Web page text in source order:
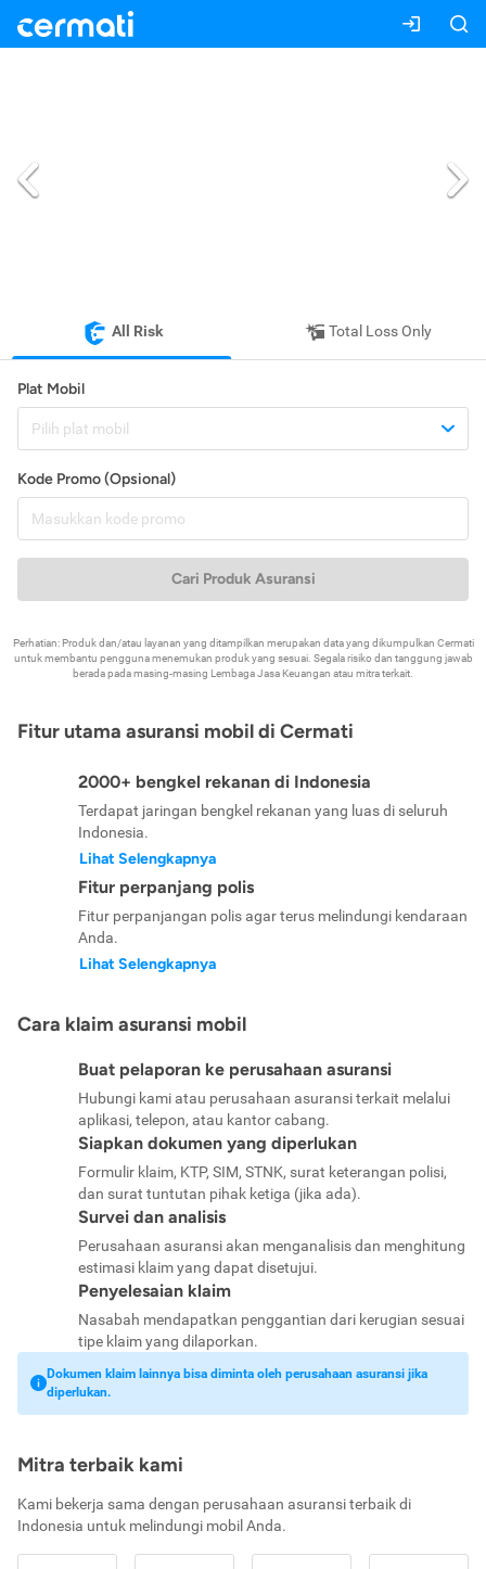
All Risk Total Loss Only
Plat Mobil
Pilih plat mobil
Kode Promo (Opsional)
Cari Produk Asuransi
Perhatian: Produk dan/atau layanan yang ditampilkan merupakan data yang dikumpulkan Cermati
untuk membantu pengguna menemukan produk yang sesuai. Segala risiko dan tanggung jawab
berada pada masing-masing Lembaga Jasa Keuangan atau mitra terkait.
Fitur utama asuransi mobil di Cermati
2000+ bengkel rekanan di Indonesia
Terdapat jaringan bengkel rekanan yang luas di seluruh
Indonesia.
Lihat Selengkapnya
Fitur perpanjang polis
Fitur perpanjangan polis agar terus melindungi kendaraan
Anda.
Lihat Selengkapnya
Cara klaim asuransi mobil
Buat pelaporan ke perusahaan asuransi
Hubungi kami atau perusahaan asuransi terkait melalui
aplikasi, telepon, atau kantor cabang.
Siapkan dokumen yang diperlukan
Formulir klaim, KTP, SIM, STNK, surat keterangan polisi,
dan surat tuntutan pihak ketiga (jika ada).
Survei dan analisis
Perusahaan asuransi akan menganalisis dan menghitung
estimasi klaim yang dapat disetujui.
Penyelesaian klaim
Nasabah mendapatkan penggantian dari kerugian sesuai
tipe klaim yang dilaporkan.
Dokumen klaim lainnya bisa diminta oleh perusahaan asuransi jika
diperlukan.
Mitra terbaik kami
Kami bekerja sama dengan perusahaan asuransi terbaik di
Indonesia untuk melindungi mobil Anda.